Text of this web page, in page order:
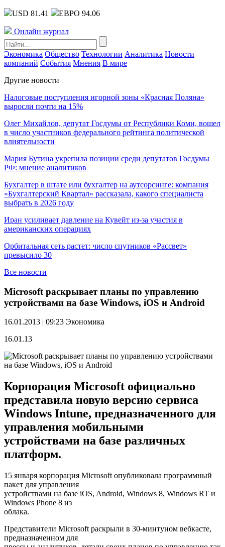
USD 81.41 ЕВРО 94.06
Онлайн журнал
Экономика Общество Технологии Аналитика Новости
компаний События Мнения В мире
Другие новости
Налоговые поступления игорной зоны «Красная Поляна»
выросли почти на 15%
Олег Михайлов, депутат Госдумы от Республики Коми, вошел
в число участников федерального рейтинга политической
влиятельности
Мария Бутина укрепила позиции среди депутатов Госдумы
РФ: мнение аналитиков
Бухгалтер в штате или бухгалтер на аутсорсинге: компания
«Бухгалтерский Квартал» рассказала, какого специалиста
выбрать в 2026 году
Иран усиливает давление на Кувейт из-за участия в
американских операциях
Орбитальная сеть растет: число спутников «Рассвет»
превысило 30
Все новости
Microsoft раскрывает планы по управлению
устройствами на базе Windows, iOS и Android
16.01.2013 | 09:23 Экономика
16.01.13
Корпорация Microsoft официально
представила новую версию сервиса
Windows Intune, предназначенного для
управления мобильными
устройствами на базе различных
платформ.
15 января корпорация Microsoft опубликовала программный
пакет для управления
устройствами на базе iOS, Android, Windows 8, Windows RT и
Windows Phone 8 из
облака.
Представители Microsoft раскрыли в 30-минтуном вебкасте,
предназначенном для